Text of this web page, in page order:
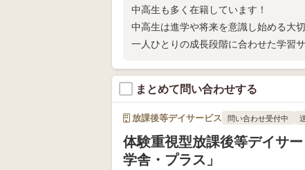
中高生も多く在籍しています！
中高生は進学や将来を意識し始める大
一人ひとりの成長段階に合わせた学習
まとめて問い合わせする
放課後等デイサービス 問い合わせ受付中
体験重視型放課後等デイサ
学舎・プラス」